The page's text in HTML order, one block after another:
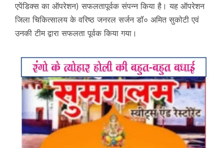
एपेंडिक्स का ऑपरेशन) सफलतापूर्वक संपन्न किया है। यह ऑपरेशन
जिला चिकित्सालय के वरिष्ठ जनरल सर्जन डॉ० अमित सुकोटी एवं
उनकी टीम द्वारा सफलता पूर्वक किया गया।